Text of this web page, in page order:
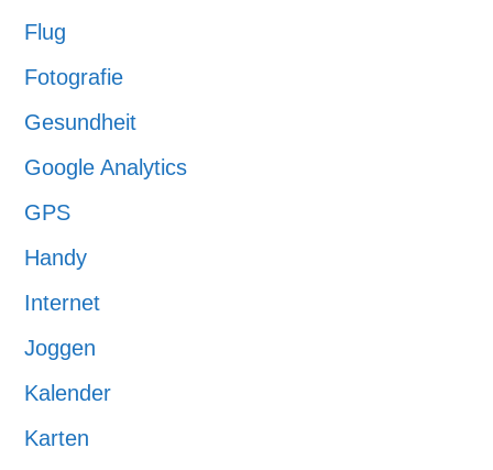
Flug
Fotografie
Gesundheit
Google Analytics
GPS
Handy
Internet
Joggen
Kalender
Karten